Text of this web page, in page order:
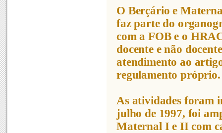
O Berçário e
faz parte do
com a FOB e o
docente e não
atendimento ao
regulamento próprio.
As atividades foram
julho de 1997, foi
Maternal I e II com